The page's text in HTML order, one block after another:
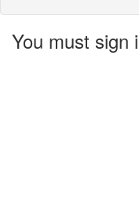
You must sign